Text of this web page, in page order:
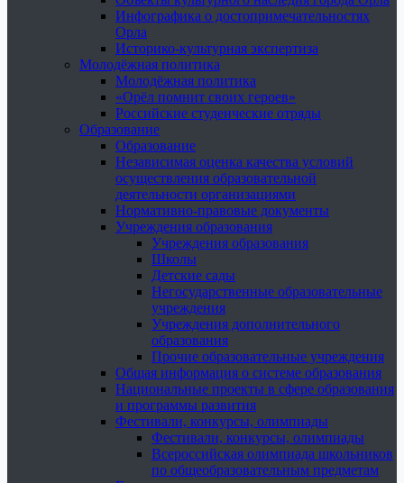
Инфографика о достопримечательностях
Орла
Историко-культурная экспертиза
Молодёжная политика
Молодёжная политика
«Орёл помнит своих героев»
Российские студенческие отряды
Образование
Образование
Независимая оценка качества условий
осуществления образовательной
деятельности организациями
Нормативно-правовые документы
Учреждения образования
Учреждения образования
Школы
Детские сады
Негосударственные образовательные
учреждения
Учреждения дополнительного
образования
Прочие образовательные учреждения
Общая информация о системе образования
Национальные проекты в сфере образования
и программы развития
Фестивали, конкурсы, олимпиады
Фестивали, конкурсы, олимпиады
Всероссийская олимпиада школьников
по общеобразовательным предметам